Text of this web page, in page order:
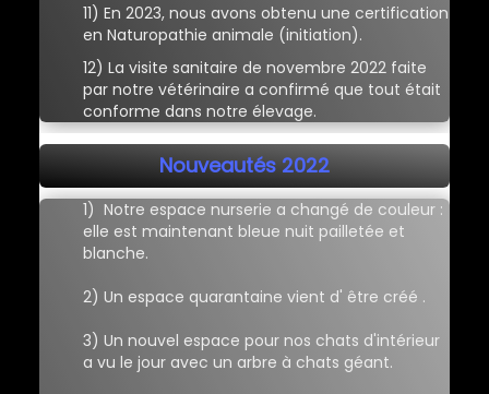
11) En 2023, nous avons obtenu une certification
en Naturopathie animale (initiation).
12) La visite sanitaire de novembre 2022 faite
par notre vétérinaire a confirmé que tout était
conforme dans notre élevage.
Nouveautés 2022
1) Notre espace nurserie a changé de couleur :
elle est maintenant bleue nuit pailletée et
blanche.
2) Un espace quarantaine vient d' être créé .
3) Un nouvel espace pour nos chats d'intérieur
a vu le jour avec un arbre à chats géant.